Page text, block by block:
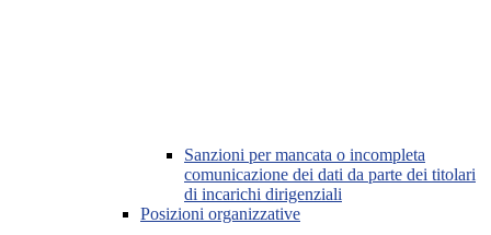
Sanzioni per mancata o incompleta
comunicazione dei dati da parte dei titolari
di incarichi dirigenziali
Posizioni organizzative